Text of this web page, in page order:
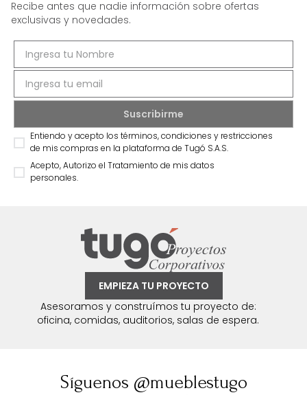
Recibe antes que nadie información sobre ofertas
exclusivas y novedades.
Entiendo y acepto los términos, condiciones y restricciones
de mis compras en la plataforma de Tugó S.A.S.
Acepto, Autorizo el Tratamiento de mis datos
personales.
EMPIEZA TU PROYECTO
Asesoramos y construímos tu proyecto de:
oficina, comidas, auditorios, salas de espera.
Síguenos @mueblestugo